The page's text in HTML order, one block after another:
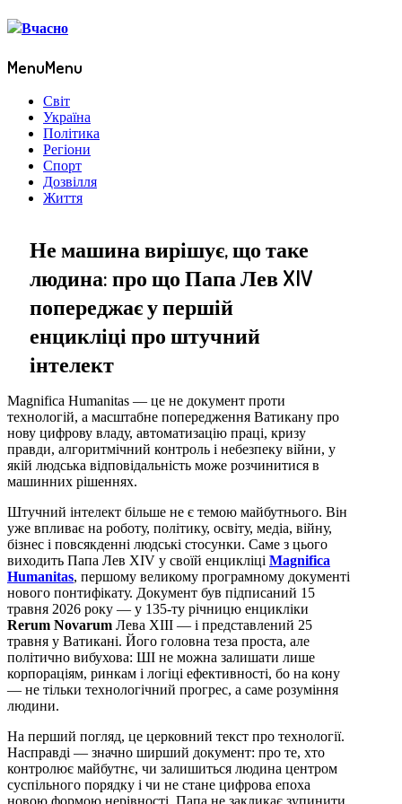
MenuMenu
Світ
Україна
Політика
Регіони
Спорт
Дозвілля
Життя
Не машина вирішує, що таке
людина: про що Папа Лев XIV
попереджає у першій
енцикліці про штучний
інтелект
Magnifica Humanitas — це не документ проти
технологій, а масштабне попередження Ватикану про
нову цифрову владу, автоматизацію праці, кризу
правди, алгоритмічний контроль і небезпеку війни, у
якій людська відповідальність може розчинитися в
машинних рішеннях.
Штучний інтелект більше не є темою майбутнього. Він
уже впливає на роботу, політику, освіту, медіа, війну,
бізнес і повсякденні людські стосунки. Саме з цього
виходить Папа Лев XIV у своїй енцикліці Magnifica
Humanitas, першому великому програмному документі
нового понтифікату. Документ був підписаний 15
травня 2026 року — у 135-ту річницю енцикліки
Rerum Novarum Лева XIII — і представлений 25
травня у Ватикані. Його головна теза проста, але
політично вибухова: ШІ не можна залишати лише
корпораціям, ринкам і логіці ефективності, бо на кону
— не тільки технологічний прогрес, а саме розуміння
людини.
На перший погляд, це церковний текст про технології.
Насправді — значно ширший документ: про те, хто
контролює майбутнє, чи залишиться людина центром
суспільного порядку і чи не стане цифрова епоха